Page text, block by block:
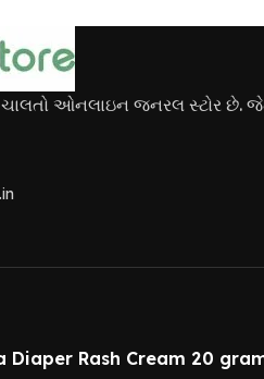
ચાલતો ઓનલાઇન જનરલ સ્ટોર
Diaper Rash Cream 20